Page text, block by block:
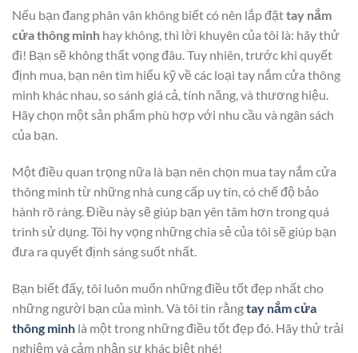
Nếu bạn đang phân vân không biết có nên lắp đặttay nắm
cửa thông minh hay không, thì lời khuyên của tôi là: hãy thử
đi! Bạn sẽ không thất vọng đâu. Tuy nhiên, trước khi quyết
định mua, bạn nên tìm hiểu kỹ về các loại tay nắm cửa thông
minh khác nhau, so sánh giá cả, tính năng, và thương hiệu.
Hãy chọn một sản phẩm phù hợp với nhu cầu và ngân sách
của bạn.
Một điều quan trọng nữa là bạn nên chọn mua tay nắm cửa
thông minh từ những nhà cung cấp uy tín, có chế độ bảo
hành rõ ràng. Điều này sẽ giúp bạn yên tâm hơn trong quá
trình sử dụng. Tôi hy vọng những chia sẻ của tôi sẽ giúp bạn
đưa ra quyết định sáng suốt nhất.
Bạn biết đấy, tôi luôn muốn những điều tốt đẹp nhất cho
những người bạn của mình. Và tôi tin rằngtay nắm cửa
thông minh là một trong những điều tốt đẹp đó. Hãy thử trải
nghiệm và cảm nhận sự khác biệt nhé!